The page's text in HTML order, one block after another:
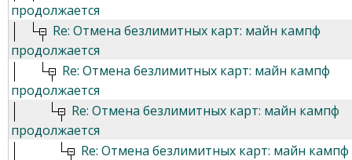
продолжается
Re: Отмена безлимитных карт: майн кампф
продолжается
Re: Отмена безлимитных карт: майн кампф
продолжается
Re: Отмена безлимитных карт: майн кампф
продолжается
Re: Отмена безлимитных карт: майн кампф